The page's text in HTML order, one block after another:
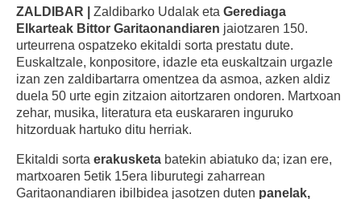
ZALDIBAR | Zaldibarko Udalak eta Gerediaga
Elkarteak Bittor Garitaonandiaren jaiotzaren 150.
urteurrena ospatzeko ekitaldi sorta prestatu dute.
Euskaltzale, konpositore, idazle eta euskaltzain urgazle
izan zen zaldibartarra omentzea da asmoa, azken aldiz
duela 50 urte egin zitzaion aitortzaren ondoren. Martxoan
zehar, musika, literatura eta euskararen inguruko
hitzorduak hartuko ditu herriak.
Ekitaldi sorta erakusketa batekin abiatuko da; izan ere,
martxoaren 5etik 15era liburutegi zaharrean
Garitaonandiaren ibilbidea jasotzen duten panelak,